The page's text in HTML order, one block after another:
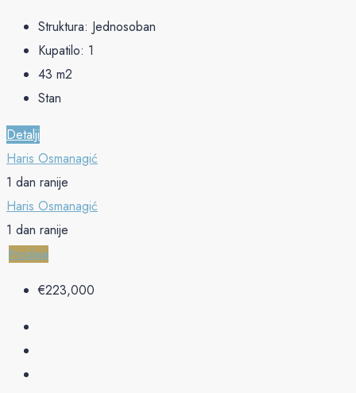
Struktura: Jednosoban
Kupatilo: 1
43 m2
Stan
Detalji
Haris Osmanagić
1 dan ranije
Haris Osmanagić
1 dan ranije
Prodaja
€‎223,000